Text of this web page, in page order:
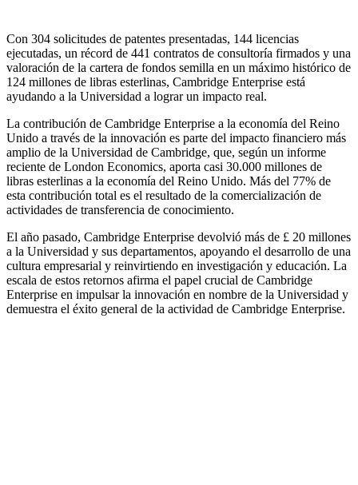
Con 304 solicitudes de patentes presentadas, 144 licencias
ejecutadas, un récord de 441 contratos de consultoría firmados y una
valoración de la cartera de fondos semilla en un máximo histórico de
124 millones de libras esterlinas, Cambridge Enterprise está
ayudando a la Universidad a lograr un impacto real.
La contribución de Cambridge Enterprise a la economía del Reino
Unido a través de la innovación es parte del impacto financiero más
amplio de la Universidad de Cambridge, que, según un informe
reciente de London Economics, aporta casi 30.000 millones de
libras esterlinas a la economía del Reino Unido. Más del 77% de
esta contribución total es el resultado de la comercialización de
actividades de transferencia de conocimiento.
El año pasado, Cambridge Enterprise devolvió más de £ 20 millones
a la Universidad y sus departamentos, apoyando el desarrollo de una
cultura empresarial y reinvirtiendo en investigación y educación. La
escala de estos retornos afirma el papel crucial de Cambridge
Enterprise en impulsar la innovación en nombre de la Universidad y
demuestra el éxito general de la actividad de Cambridge Enterprise.